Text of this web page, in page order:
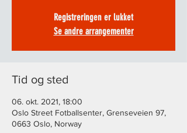
Registreringen er lukket
Se andre arrangementer
Tid og sted
06. okt. 2021, 18:00
Oslo Street Fotballsenter, Grenseveien 97,
0663 Oslo, Norway